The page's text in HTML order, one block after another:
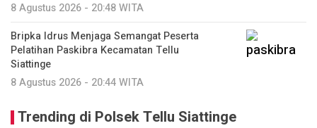
8 Agustus 2026 - 20:48 WITA
Bripka Idrus Menjaga Semangat Peserta
Pelatihan Paskibra Kecamatan Tellu
Siattinge
8 Agustus 2026 - 20:44 WITA
Trending di Polsek Tellu Siattinge